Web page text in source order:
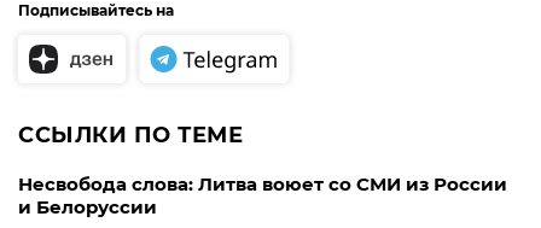
Подписывайтесь на
ССЫЛКИ ПО ТЕМЕ
Несвобода слова: Литва воюет со СМИ из России
и Белоруссии